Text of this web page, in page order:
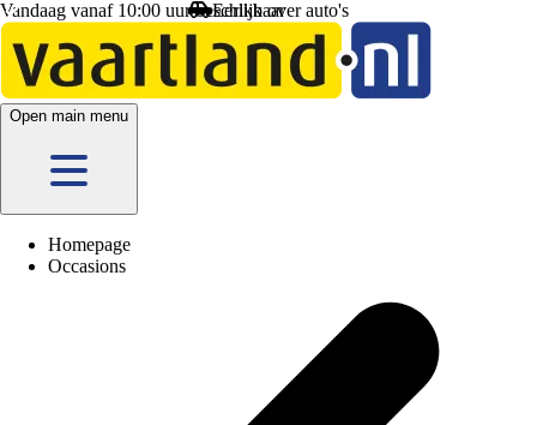
Vandaag vanaf 10:00 uur beschikbaar
Open main menu
Homepage
Occasions